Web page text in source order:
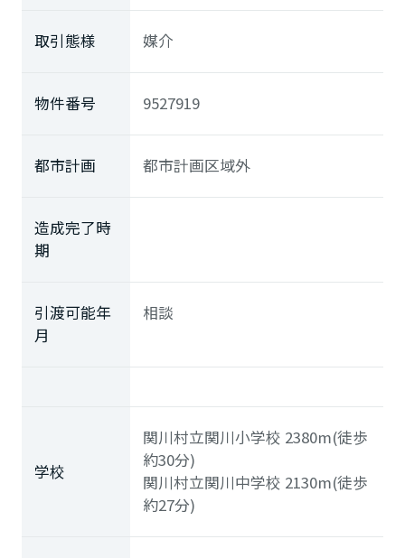
取引態様 媒介
物件番号 9527919
都市計画 都市計画区域外
造成完了時
期
引渡可能年
月
相談
学校
関川村立関川小学校 2380m(徒歩
約30分)
関川村立関川中学校 2130m(徒歩
約27分)